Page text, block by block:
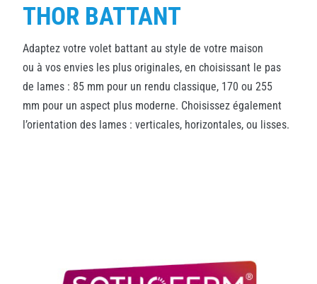
THOR BATTANT
Adaptez votre volet battant au style de votre maison
ou à vos envies les plus originales, en choisissant le pas
de lames : 85 mm pour un rendu classique, 170 ou 255
mm pour un aspect plus moderne. Choisissez également
l’orientation des lames : verticales, horizontales, ou lisses.